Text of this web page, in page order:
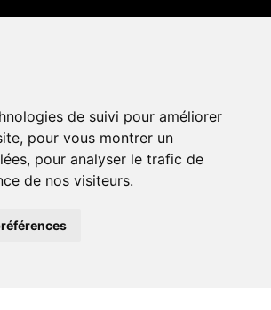
de suivi pour améliorer
pour vous montrer un
pour analyser le trafic de
de nos visiteurs.
culture ABC
Danse Neuchâtel